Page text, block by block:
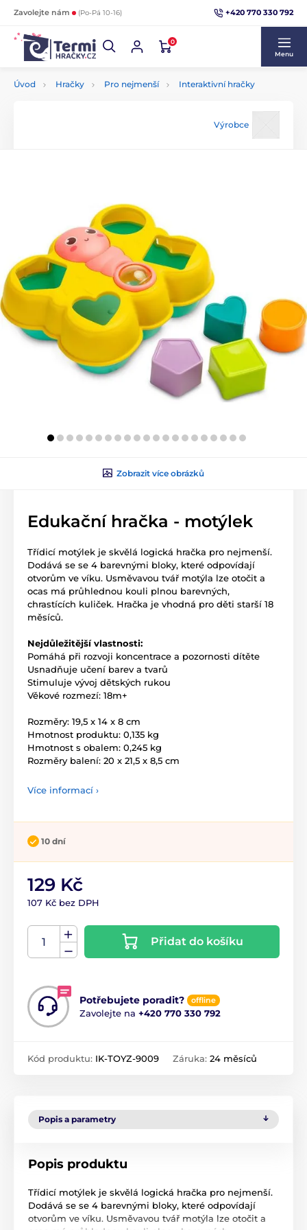
Zavolejte nám (Po-Pá 10-16) +420 770 330 792
0
Menu
Úvod Hračky Pro nejmenší Interaktivní hračky
Výrobce
Zobrazit více obrázků
Edukační hračka - motýlek
Třídicí motýlek je skvělá logická hračka pro nejmenší.
Dodává se se 4 barevnými bloky, které odpovídají
otvorům ve víku. Usměvavou tvář motýla lze otočit a
ocas má průhlednou kouli plnou barevných,
chrastících kuliček. Hračka je vhodná pro děti starší 18
měsíců.
Nejdůležitější vlastnosti:
Pomáhá při rozvoji koncentrace a pozornosti dítěte
Usnadňuje učení barev a tvarů
Stimuluje vývoj dětských rukou
Věkové rozmezí: 18m+
Rozměry: 19,5 x 14 x 8 cm
Hmotnost produktu: 0,135 kg
Hmotnost s obalem: 0,245 kg
Rozměry balení: 20 x 21,5 x 8,5 cm
Více informací ›
10 dní
129 Kč
107 Kč bez DPH
Přidat do košíku
Potřebujete poradit? offline
Zavolejte na +420 770 330 792
Kód produktu: IK-TOYZ-9009 Záruka: 24 měsíců
Popis a parametry
Popis produktu
Třídicí motýlek je skvělá logická hračka pro nejmenší.
Dodává se se 4 barevnými bloky, které odpovídají
otvorům ve víku. Usměvavou tvář motýla lze otočit a